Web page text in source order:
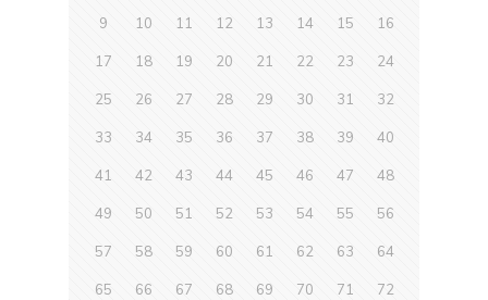
9 10 11 12 13 14 15 16
17 18 19 20 21 22 23 24
25 26 27 28 29 30 31 32
33 34 35 36 37 38 39 40
41 42 43 44 45 46 47 48
49 50 51 52 53 54 55 56
57 58 59 60 61 62 63 64
65 66 67 68 69 70 71 72